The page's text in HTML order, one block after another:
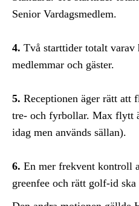
Senior Vardagsmedlem.
4. Två starttider totalt varav
medlemmar och gäster.
5. Receptionen äger rätt
tre- och fyrbollar. Max flytt
idag men används sällan).
6. En mer frekvent kontroll
greenfee och rätt golf-id ska